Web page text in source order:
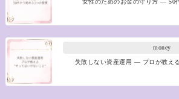
money
失敗しない資産運用 ― プロが教え